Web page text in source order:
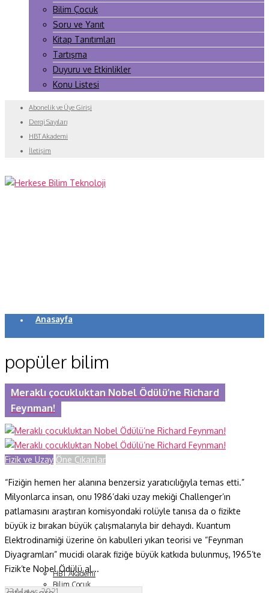
Bilim Çocuk
Soru ve Yanıt
Kitap Tanıtımları
Tartışma
Duyuru ve Etkinlikler
Konu Listesi
Abonelik ve Üye Girişi
Dergi Sayıları
HBT Akademi
İletişim
Anasayfa
Yazarlar
Makaleler
Dergi Sayıları
Yaşam Bilimleri
Sağlık
Fizik ve Uzay
Gezegenimiz
Teknoyaşam
Fazlası
HBT Akademi
Bilim Çocuk
popüler bilim
Meraklı çocukluktan Nobel Ödülü’ne Richard
Feynman!
Fizik ve Uzay Öne Çıkanlar
“Fiziğin hemen her alanına benzersiz yaratıcılığıyla temas etti.”
Milyonlarca insan, onu 1986’daki uzay mekiği Challenger’ın
patlamasını araştıran komisyondaki rolüyle tanısa da o fizikte
büyük iz bırakan büyük çalışmalarıyla bir dehaydı. Kuantum
Elektrodinamiği üzerine ön kabulleri yıkan teorisi ve “Feynman
Diyagramları” mucidi olarak fiziğe büyük katkıda bulunmuş, 1965’te
Fizik’te Nobel Ödülü al...